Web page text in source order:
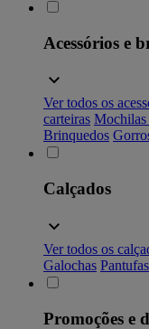
Acessórios e
Ver todos os
carteiras Mochilas
Brinquedos
Calçados
Ver todos os
Galochas Pantufas
Promoções e